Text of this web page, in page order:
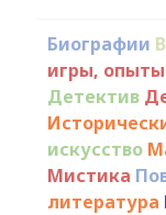
Биографии
игры, опыты
Детектив
искусство
Мистика
литература